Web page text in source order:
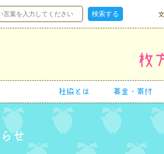
枚
社協とは 募金・寄付
せ